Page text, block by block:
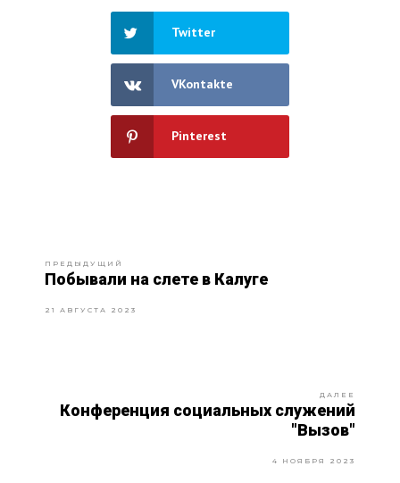
Twitter
VKontakte
Pinterest
ПРЕДЫДУЩИЙ
Побывали на слете в Калуге
21 АВГУСТА 2023
ДАЛЕЕ
Конференция социальных служений
"Вызов"
4 НОЯБРЯ 2023